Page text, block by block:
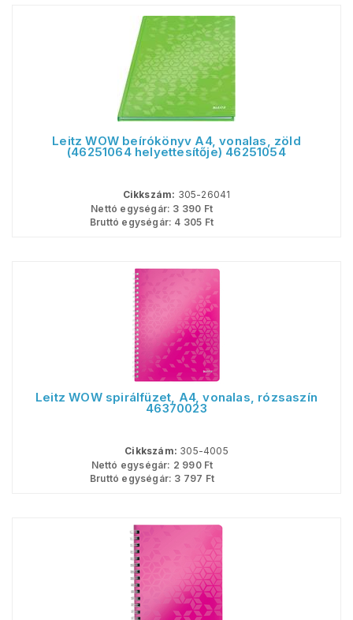
Leitz WOW beírókönyv A4, vonalas, zöld
(46251064 helyettesítője) 46251054
Cikkszám: 305-26041
Nettó egységár: 3 390 Ft
Bruttó egységár: 4 305 Ft
Leitz WOW spirálfüzet, A4, vonalas, rózsaszín
46370023
Cikkszám: 305-4005
Nettó egységár: 2 990Ft
Bruttó egységár: 3 797 Ft